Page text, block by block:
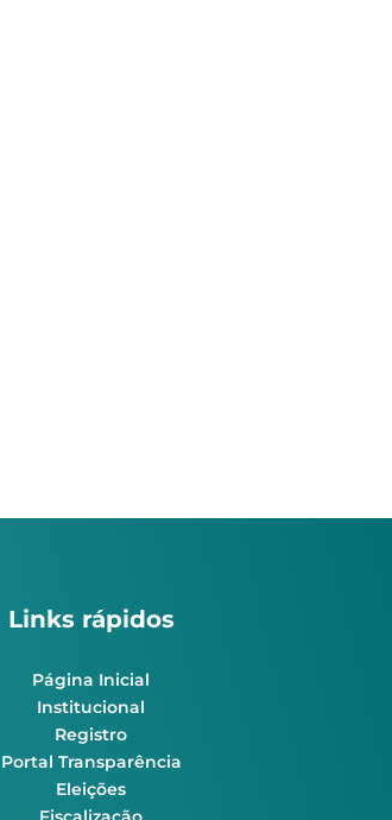
Links rápidos
Página Inicial
Institucional
Registro
Portal Transparência
Eleições